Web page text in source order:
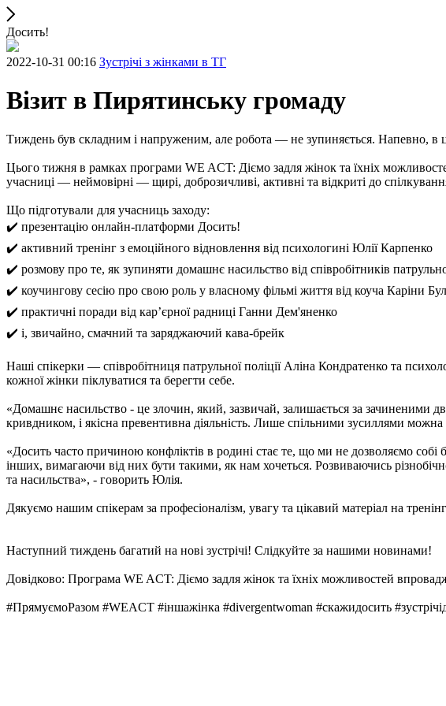
Досить!
2022-10-31 00:16 Зустрічі з жінками в ТГ
Візит в Пирятинську громаду
Тиждень був складним і напруженим, але робота — не зупиняється. Напевно, в
Цього тижня в рамках програми WE ACT: Діємо задля жінок та їхніх
учасниці — неймовірні — щирі, доброзичливі, активні та відкриті до
Що підготували для учасниць заходу:
✔️ презентацію онлайн-платформи Досить!
✔️ активний тренінг з емоційного відновлення від психологині Юлії Карпенко
✔️ розмову про те, як зупиняти домашнє насильство від співробітників
✔️ коучингову сесію про свою роль у власному фільмі життя від коуча Каріни
✔️ практичні поради від кар’єрної радниці Ганни Дем'яненко
✔️ і, звичайно, смачний та заряджаючий кава-брейк
Наші спікерки — співробітниця патрульної поліції Аліна Кондратенко та
кожної жінки піклуватися та берегти себе.
«Домашнє насильство - це злочин, який, зазвичай, залишається за зачиненими
кривдником, і якісна превентивна діяльність. Лише спільними зусиллями
«Досить часто причиною конфліктів в родині стає те, що ми не дозволяємо
інших, вимагаючи від них бути такими, як нам хочеться. Розвиваючись
та насильства», - говорить Юлія.
Дякуємо нашим спікерам за професіоналізм, увагу та цікавий матеріал на
Наступний тиждень багатий на нові зустрічі! Слідкуйте за нашими новинами!
Довідково: Програма WE ACT: Діємо задля жінок та їхніх можливостей
#ПрямуємоРазом #WEACT #іншажінка #divergentwoman #скажидосить